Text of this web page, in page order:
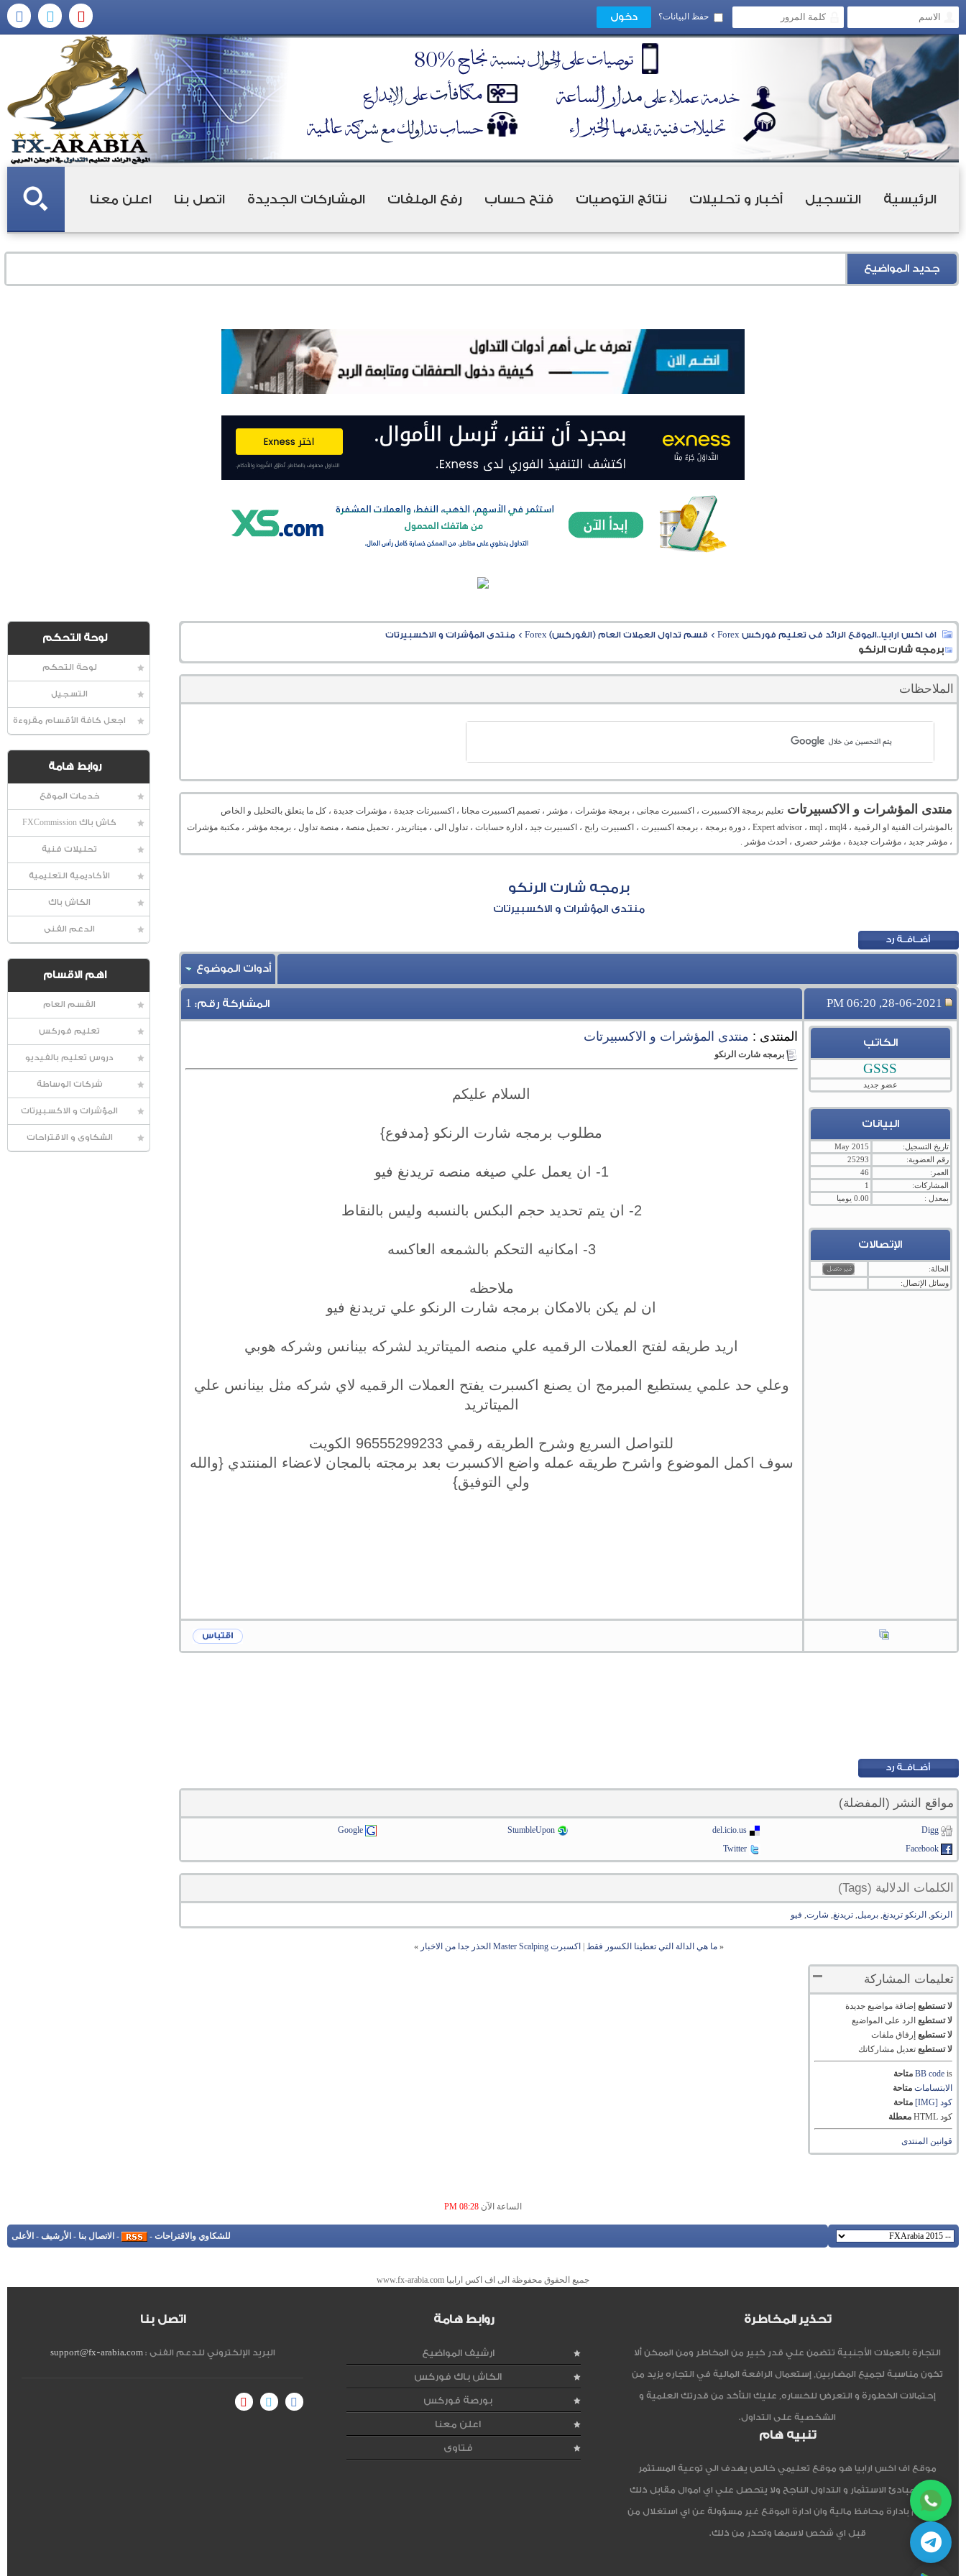
حفظ البيانات؟
الرئيسية التسجيل أخبار و تحليلات نتائج التوصيات فتح حساب رفع الملفات المشاركات الجديدة اتصل بنا اعلن معنا
جديد المواضيع
لوحة التحكم
لوحة التحكم
التسجيل
اجعل كافة الأقسام مقروءة
روابط هامة
خدمات الموقع
كاش باك FXCommission
تحليلات فنية
الأكاديمية التعليمية
الكاش باك
الدعم الفنى
اهم الاقسام
القسم العام
تعليم فوركس
دروس تعليم بالفيديو
شركات الوساطة
المؤشرات و الاكسبيرتات
الشكاوى و الاقتراحات
اف اكس ارابيا..الموقع الرائد فى تعليم فوركس Forex > قسم تداول العملات العام (الفوركس) Forex > منتدى المؤشرات و الاكسبيرتات
برمجه شارت الرنكو
الملاحظات
منتدى المؤشرات و الاكسبيرتات تعليم برمجة الاكسبيرت ، اكسبيرت مجانى ، برمجة مؤشرات ، مؤشر ، تصميم اكسبيرت مجانا ، اكسبيرتات جديدة ، مؤشرات جديدة ، كل ما يتعلق بالتحليل و الخاص
بالمؤشرات الفنية او الرقمية ، Expert advisor ، mql ، mql4 ، دورة برمجة ، برمجة اكسبيرت ، اكسبيرت رابح ، اكسبيرت جيد ، ادارة حسابات ، تداول الى ، ميتاتريدر ، تحميل منصة ، منصة تداول ، برمجة مؤشر ، مكتبة مؤشرات
، مؤشر جديد ، مؤشرات جديدة ، مؤشر حصرى ، احدث مؤشر .
برمجه شارت الرنكو
منتدى المؤشرات و الاكسبيرتات
أدوات الموضوع
28-06-2021, 06:20 PM المشاركة رقم: 1
الكاتب
GSSS
عضو جديد
البيانات
تاريخ التسجيل:
May 2015
رقم العضوية:
25293
العمر:
46
المشاركات:
1
بمعدل :
0.00 يوميا
الإتصالات
الحالة:
وسائل الإتصال:
المنتدى : منتدى المؤشرات و الاكسبيرتات
برمجه شارت الرنكو
السلام عليكم
مطلوب برمجه شارت الرنكو {مدفوع}
1- ان يعمل علي صيغه منصه تريدنغ فيو
2- ان يتم تحديد حجم البكس بالنسبه وليس بالنقاط
3- امكانيه التحكم بالشمعه العاكسه
ملاحظه
ان لم يكن بالامكان برمجه شارت الرنكو علي تريدنغ فيو
اريد طريقه لفتح العملات الرقميه علي منصه الميتاتريد لشركه بينانس وشركه هوبي
وعلي حد علمي يستطيع المبرمج ان يصنع اكسبرت يفتح العملات الرقميه لاي شركه مثل بينانس علي
الميتاتريد
للتواصل السريع وشرح الطريقه رقمي 96555299233 الكويت
سوف اكمل الموضوع واشرح طريقه عمله واضع الاكسبرت بعد برمجته بالمجان لاعضاء المننتدي {والله
ولي التوفيق}
مواقع النشر (المفضلة)
Digg
del.icio.us
StumbleUpon
Google
Facebook
Twitter
الكلمات الدلالية (Tags)
الرنكو, الرنكو تريدنغ,برميل,تريدنغ, شارت, فيو
« ما هي الدالة التي تعطينا الكسور فقط اكسبرت Master Scalping الحذر جدا من الاخبار »
تعليمات المشاركة
لا تستطيع إضافة مواضيع جديدة
لا تستطيع الرد على المواضيع
لا تستطيع إرفاق ملفات
لا تستطيع تعديل مشاركاتك
BB codeis
متاحة
الابتسامات متاحة
كود [IMG]
متاحة
كود HTML
معطلة
قوانين المنتدى
الساعة الآن 08:28 PM
للشكاوي والاقتراحات -
- الاتصال بنا - الأرشيف - الأعلى
جميع الحقوق محفوظة الى اف اكس ارابيا www.fx-arabia.com
تحذير المخاطرة
التجارة بالعملات الأجنبية تتضمن علي قدر كبير من المخاطر ومن الممكن ألا
تكون مناسبة لجميع المضاربين, إستعمال الرافعة المالية في التجاره يزيد من
إحتمالات الخطورة و التعرض للخساره, عليك التأكد من قدرتك العلمية و
الشخصية على التداول.
تنبيه هام
موقع اف اكس ارابيا هو موقع تعليمي خالص يهدف الي توعية المستثمر
العربي مبادئ الاستثمار و التداول الناجح ولا يتحصل علي اي اموال مقابل ذلك
ولا يقوم بادارة محافظ مالية وان ادارة الموقع غير مسؤولة عن اي استغلال من
قبل اي شخص لاسمها وتحذر من ذلك.
روابط هامة
ارشيف المواضيع
الكاش باك فوركس
بورصة فوركس
اعلن معنا
فتاوى
اتصل بنا
البريد الإلكتروني للدعم الفنى :support@fx-arabia.com